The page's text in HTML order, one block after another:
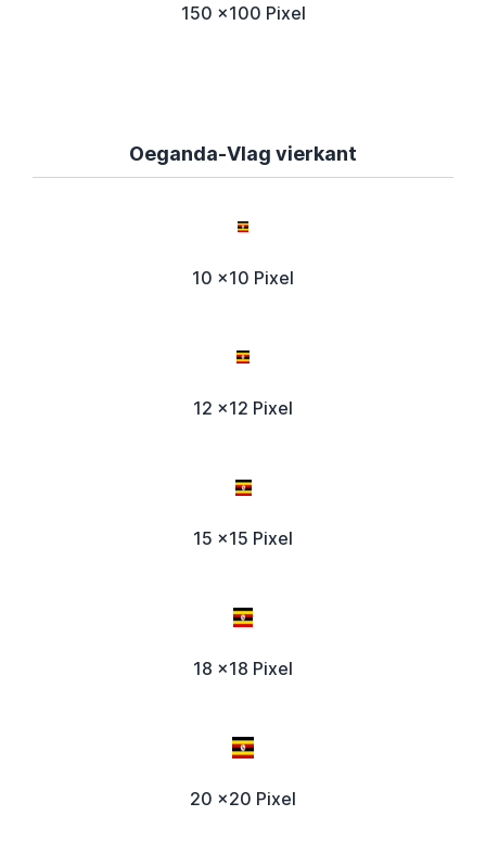
150 x100 Pixel
Oeganda-Vlag vierkant
10 x10 Pixel
12 x12 Pixel
15 x15 Pixel
18 x18 Pixel
20 x20 Pixel